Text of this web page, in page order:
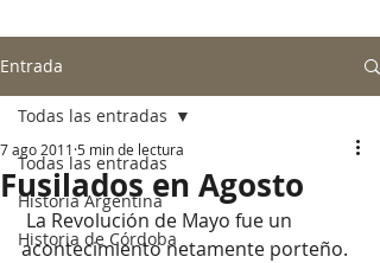
Entrada
Todas las entradas
Historia Argentina
Historia de Córdoba
Todas las entradas
Fusilados en Agosto
7 ago 2011 5 min de lectura
acontecimiento netamente porteño.